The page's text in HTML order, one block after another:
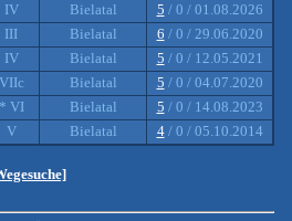
IV Bielatal 5 / 0 / 01.08.2026
III Bielatal 6 / 0 / 29.06.2020
IV Bielatal 5 / 0 / 12.05.2021
VIIc Bielatal 5 / 0 / 04.07.2020
* VI Bielatal 5 / 0 / 14.08.2023
V Bielatal 4/ 0 / 05.10.2014